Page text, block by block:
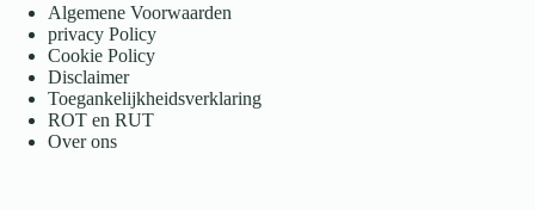
Algemene Voorwaarden
privacy Policy
Cookie Policy
Disclaimer
Toegankelijkheidsverklaring
ROT en RUT
Over ons